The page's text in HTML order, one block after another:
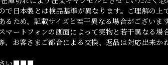
で日本製とは検品基準が異なります。ご理解の上
るため、記載サイズと若干異なる場合がございます
マートフォンの画面によって実物と若干異なる場
、お客さまご都合による交換、返品は対応出来かね